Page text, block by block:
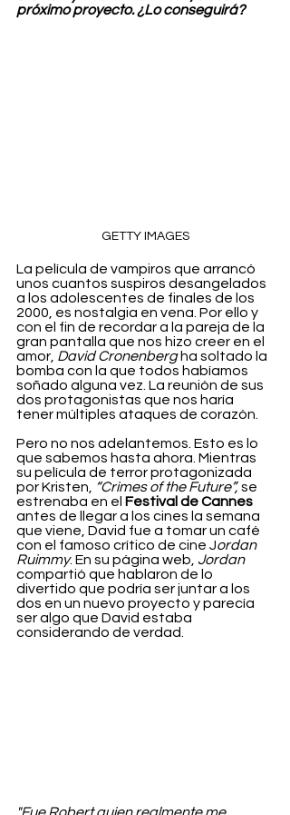
próximo proyecto. ¿Lo conseguirá?
GETTY IMAGES
La película de vampiros que arrancó
unos cuantos suspiros desangelados
a los adolescentes de finales de los
2000, es nostalgia en vena. Por ello y
con el fin de recordar a la pareja de la
gran pantalla que nos hizo creer en el
amor, David Cronenberg ha soltado la
bomba con la que todos habíamos
soñado alguna vez. La reunión de sus
dos protagonistas que nos haría
tener múltiples ataques de corazón.
Pero no nos adelantemos. Esto es lo
que sabemos hasta ahora. Mientras
su película de terror protagonizada
por Kristen,
“Crimes of the Future”, se
estrenaba en el Festival de Cannes
antes de llegar a los cines la semana
que viene, David fue a tomar un café
con el famoso crítico de cine Jordan
Ruimmy. En su página web, Jordan
compartió que hablaron de lo
divertido que podría ser juntar a los
dos en un nuevo proyecto y parecía
ser algo que David estaba
considerando de verdad.